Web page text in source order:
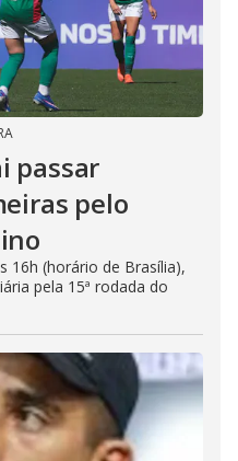
passar
pelo
16h (horário de Brasília),
pela 15ª rodada do